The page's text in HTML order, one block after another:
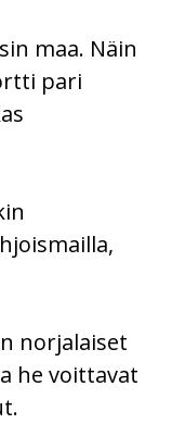
maa. Näin
pari
norjalaiset
he voittavat